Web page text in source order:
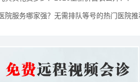
院服务哪家强？无需排队等号的热门医院推